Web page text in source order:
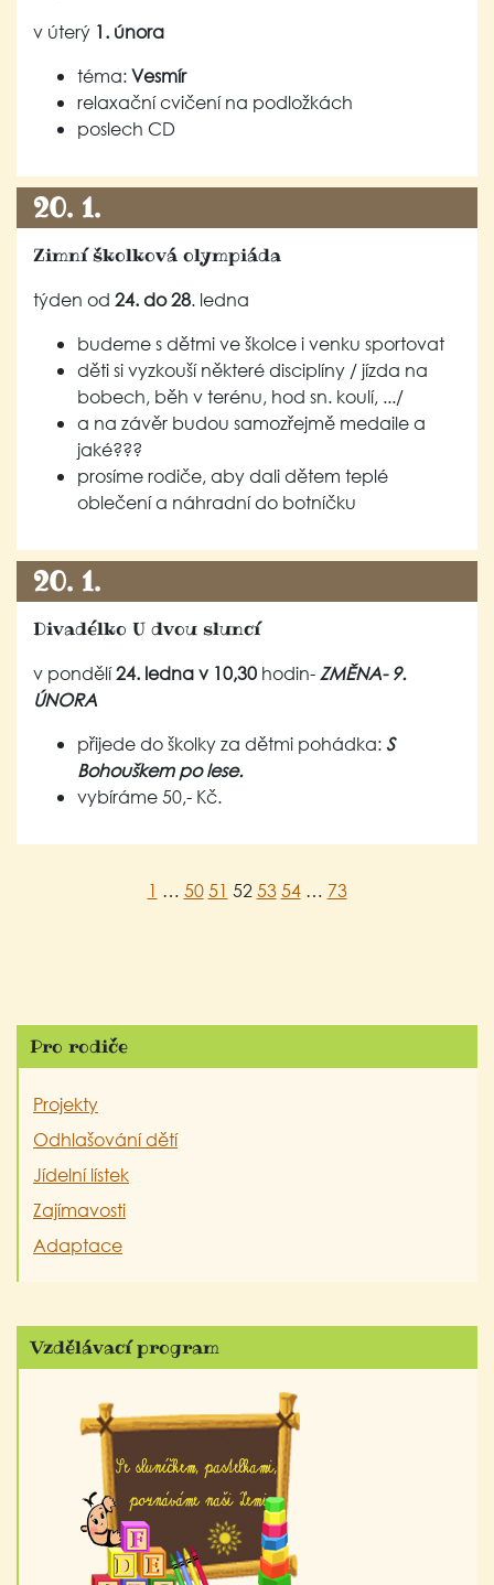
v úterý 1. února
téma:Vesmír
relaxační cvičení na podložkách
poslech CD
20. 1.
Zimní školková olympiáda
týden od 24. do 28. ledna
budeme s dětmi ve školce i venku sportovat
děti si vyzkouší některé disciplíny / jízda na
bobech, běh v terénu, hod sn. koulí, .../
a na závěr budou samozřejmě medaile a
jaké???
prosíme rodiče, aby dali dětem teplé
oblečení a náhradní do botníčku
20. 1.
Divadélko U dvou sluncí
v pondělí24. ledna v 10,30 hodin-ZMĚNA- 9.
ÚNORA
přijede do školky za dětmi pohádka:S
Bohouškem po lese.
vybíráme 50,- Kč.
1 … 50 51 52 53 54 … 73
Pro rodiče
Projekty
Odhlašování dětí
Jídelní lístek
Zajímavosti
Adaptace
Vzdělávací program